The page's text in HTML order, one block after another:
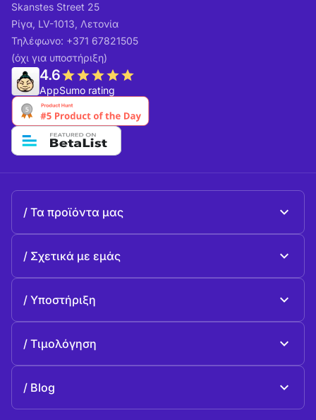
Skanstes Street 25
Ρίγα, LV-1013, Λετονία
Τηλέφωνο: +371 67821505
(όχι για υποστήριξη)
4.6
AppSumo rating
Τα προϊόντα μας
Σχετικά με εμάς
Ιστορία
Υποστήριξη
Επικοινωνία
Τιμολόγηση
Blog